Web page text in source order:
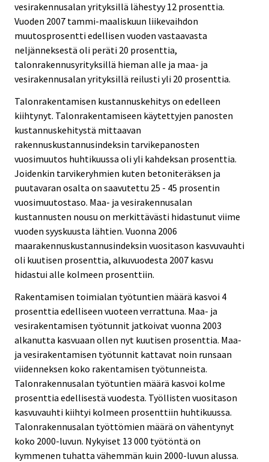
vesirakennusalan yrityksillä lähestyy 12 prosenttia.
Vuoden 2007 tammi-maaliskuun liikevaihdon
muutosprosentti edellisen vuoden vastaavasta
neljänneksestä oli peräti 20 prosenttia,
talonrakennusyrityksillä hieman alle ja maa- ja
vesirakennusalan yrityksillä reilusti yli 20 prosenttia.
Talonrakentamisen kustannuskehitys on edelleen
kiihtynyt. Talonrakentamiseen käytettyjen panosten
kustannuskehitystä mittaavan
rakennuskustannusindeksin tarvikepanosten
vuosimuutos huhtikuussa oli yli kahdeksan prosenttia.
Joidenkin tarvikeryhmien kuten betoniteräksen ja
puutavaran osalta on saavutettu 25 - 45 prosentin
vuosimuutostaso. Maa- ja vesirakennusalan
kustannusten nousu on merkittävästi hidastunut viime
vuoden syyskuusta lähtien. Vuonna 2006
maarakennuskustannusindeksin vuositason kasvuvauhti
oli kuutisen prosenttia, alkuvuodesta 2007 kasvu
hidastui alle kolmeen prosenttiin.
Rakentamisen toimialan työtuntien määrä kasvoi 4
prosenttia edelliseen vuoteen verrattuna. Maa- ja
vesirakentamisen työtunnit jatkoivat vuonna 2003
alkanutta kasvuaan ollen nyt kuutisen prosenttia. Maa-
ja vesirakentamisen työtunnit kattavat noin runsaan
viidenneksen koko rakentamisen työtunneista.
Talonrakennusalan työtuntien määrä kasvoi kolme
prosenttia edellisestä vuodesta. Työllisten vuositason
kasvuvauhti kiihtyi kolmeen prosenttiin huhtikuussa.
Talonrakennusalan työttömien määrä on vähentynyt
koko 2000-luvun. Nykyiset 13 000 työtöntä on
kymmenen tuhatta vähemmän kuin 2000-luvun alussa.